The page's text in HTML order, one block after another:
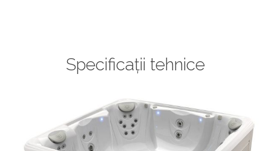
Specificații tehnice